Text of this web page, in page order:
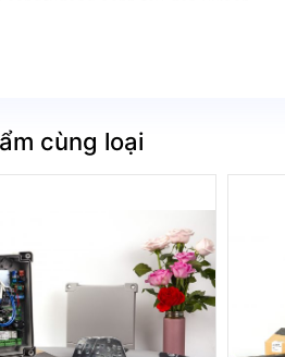
hoạt động 50%
bảo vệ: IP 44
cùng loại